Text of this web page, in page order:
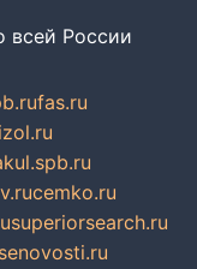
всей России
fas.ru
cemko.ru
superiorsearch.ru
senovosti.ru